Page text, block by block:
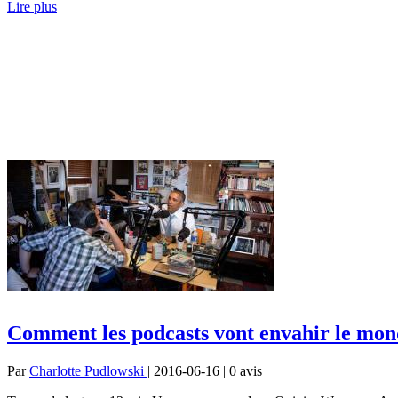
Lire plus
Comment les podcasts vont envahir le
ParCharlotte Pudlowski | 2016-06-16 | 0 avis